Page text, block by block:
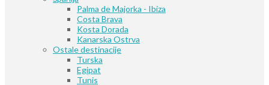
Palma de Majorka - Ibiza
Costa Brava
Kosta Dorada
Kanarska Ostrva
Ostale destinacije
Turska
Egipat
Tunis